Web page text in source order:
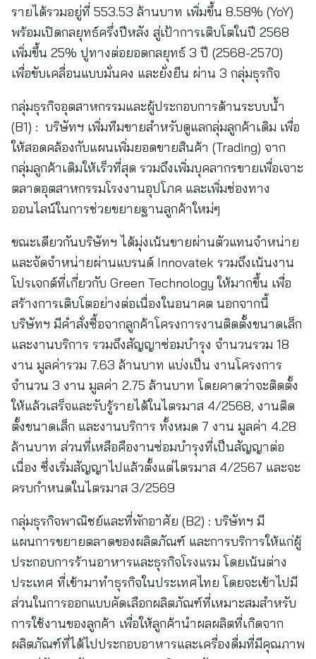
รายได้รวมอยู่ที่ 553.53 ล้านบาท เพิ่มขึ้น 8.58% (YoY)
พร้อมเปิดกลยุทธ์ครึ่งปีหลัง สู่เป้าการเติบโตในปี 2568
เพิ่มขึ้น 25% ปูทางต่อยอดกลยุทธ์ 3 ปี (2568-2570)
เพื่อขับเคลื่อนแบบมั่นคง และยั่งยืน ผ่าน 3 กลุ่มธุรกิจ
กลุ่มธุรกิจอุตสาหกรรมและผู้ประกอบการด้านระบบน้ำ
(B1) : บริษัทฯ เพิ่มทีมขายสำหรับดูแลกลุ่มลูกค้าเดิม เพื่อ
ให้สอดคล้องกับแผนเพิ่มยอดขายสินค้า (Trading) จาก
กลุ่มลูกค้าเดิมให้เร็วที่สุด รวมถึงเพิ่มบุคลากรขายเพื่อเจาะ
ตลาดอุตสาหกรรมโรงงานอุปโภค และเพิ่มช่องทาง
ออนไลน์ในการช่วยขยายฐานลูกค้าใหม่ๆ
ขณะเดียวกันบริษัทฯ ได้มุ่งเน้นขายผ่านตัวแทนจำหน่าย
และจัดจำหน่ายผ่านแบรนด์ Innovatek รวมถึงเน้นงาน
โปรเจกต์ที่เกี่ยวกับ Green Technology ให้มากขึ้น เพื่อ
สร้างการเติบโตอย่างต่อเนื่องในอนาคต นอกจากนี้
บริษัทฯ มีคำสั่งซื้อจากลูกค้าโครงการงานติดตั้งขนาดเล็ก
และงานบริการ รวมถึงสัญญาซ่อมบำรุง จำนวนรวม 18
งาน มูลค่ารวม 7.63 ล้านบาท แบ่งเป็น งานโครงการ
จำนวน 3 งาน มูลค่า 2.75 ล้านบาท โดยคาดว่าจะติดตั้ง
ให้แล้วเสร็จและรับรู้รายได้ในไตรมาส 4/2568, งานติด
ตั้งขนาดเล็ก และงานบริการ ทั้งหมด 7 งาน มูลค่า 4.28
ล้านบาท ส่วนที่เหลือคืองานซ่อมบำรุงที่เป็นสัญญาต่อ
เนื่อง ซึ่งเริ่มสัญญาไปแล้วตั้งแต่ไตรมาส 4/2567 และจะ
ครบกำหนดในไตรมาส 3/2569
กลุ่มธุรกิจพาณิชย์และที่พักอาศัย (B2) : บริษัทฯ มี
แผนการขยายตลาดของผลิตภัณฑ์ และการบริการให้แก่ผู้
ประกอบการร้านอาหารและธุรกิจโรงแรม โดยเน้นต่าง
ประเทศ ที่เข้ามาทำธุรกิจในประเทศไทย โดยจะเข้าไปมี
ส่วนในการออกแบบคัดเลือกผลิตภัณฑ์ที่เหมาะสมสำหรับ
การใช้งานของลูกค้า เพื่อให้ลูกค้านำผลผลิตที่เกิดจาก
ผลิตภัณฑ์ที่ได้ไปประกอบอาหารและเครื่องดื่มที่มีคุณภาพ